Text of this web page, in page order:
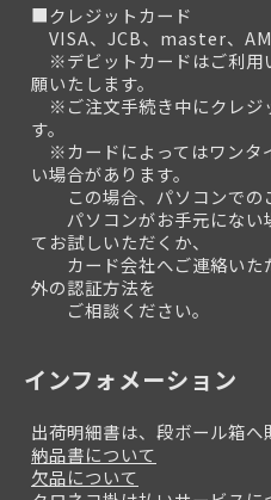
■クレジットカード
VISA、JCB、master、
※デビットカードはご利用
願いたします。
※ご注文手続き中にクレジ
す。
※カードによってはワンタ
い場合があります。
この場合、パソコンでの
パソコンがお手元にない
てお試しいただくか、
カード会社へご連絡いた
外の認証方法を
ご相談ください。
インフォメーション
出荷明細書は、段ボール箱へ
納品書について
欠品について